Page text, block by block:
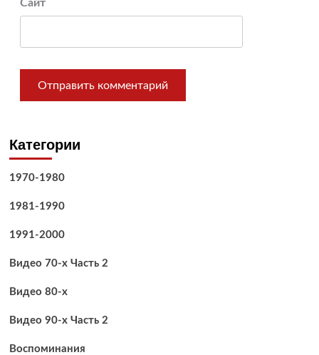
Сайт
Категории
1970-1980
1981-1990
1991-2000
Видео 70-х Часть 2
Видео 80-х
Видео 90-х Часть 2
Воспоминания